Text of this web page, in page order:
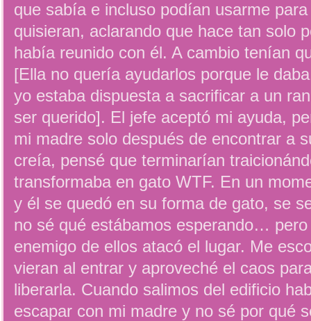
que sabía e incluso podían usarme
quisieran, aclarando que hace tan solo
había reunido con él. A cambio tenían
[Ella no quería ayudarlos porque le
yo estaba dispuesta a sacrificar a un
ser querido]. El jefe aceptó mi ayuda,
mi madre solo después de encontrar a
creía, pensé que terminarían
transformaba en gato WTF. En un
y él se quedó en su forma de gato, se
no sé qué estábamos esperando…
enemigo de ellos atacó el lugar. Me
vieran al entrar y aproveché el caos
liberarla. Cuando salimos del edificio
escapar con mi madre y no sé por qué